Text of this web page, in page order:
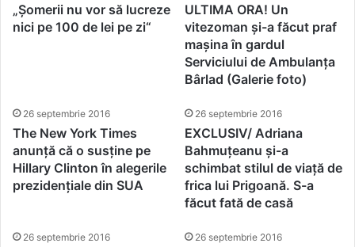
„Șomerii nu vor să lucreze
nici pe 100 de lei pe zi“
ULTIMA ORA! Un
vitezoman și-a făcut praf
mașina în gardul
Serviciului de Ambulanța
Bârlad (Galerie foto)
26 septembrie 2016
The New York Times
anunță că o susține pe
Hillary Clinton în alegerile
prezidențiale din SUA
26 septembrie 2016
EXCLUSIV/ Adriana
Bahmuțeanu și-a
schimbat stilul de viață de
frica lui Prigoană. S-a
făcut fată de casă
26 septembrie 2016 26 septembrie 2016